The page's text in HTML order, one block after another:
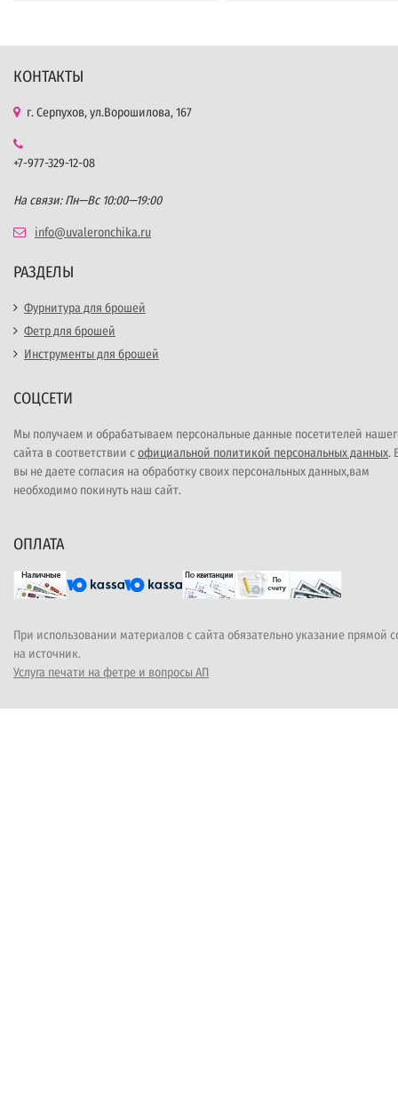
КОНТАКТЫ
г. Серпухов, ул.Ворошилова, 167
+7-977-329-12-08
На связи: Пн—Вс 10:00—19:00
info@uvaleronchika.ru
РАЗДЕЛЫ
Фурнитура для брошей
Фетр для брошей
Инструменты для брошей
СОЦСЕТИ
Мы получаем и обрабатываем персональные данные посетителей
сайта в соответствии софициальной политикой персональных данных.
вы не даете согласия на обработку своих персональных данных,вам
необходимо покинуть наш сайт.
ОПЛАТА
При использовании материалов с сайта обязательно указание прямой
на источник.
Услуга печати на фетре и вопросы АП